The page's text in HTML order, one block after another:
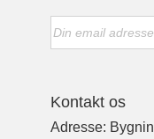
Kontakt os
Adresse: